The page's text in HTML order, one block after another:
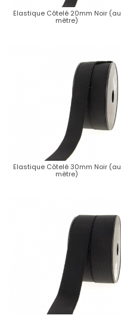
Elastique Côtelé 20mm Noir (au
mètre)
Elastique Côtelé 30mm Noir (au
mètre)